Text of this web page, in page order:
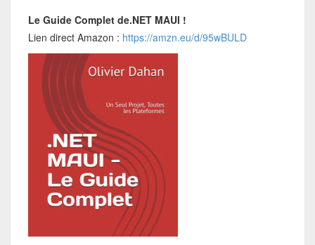
Le Guide Complet de.NET MAUI !
Lien direct Amazon : https://amzn.eu/d/95wBULD